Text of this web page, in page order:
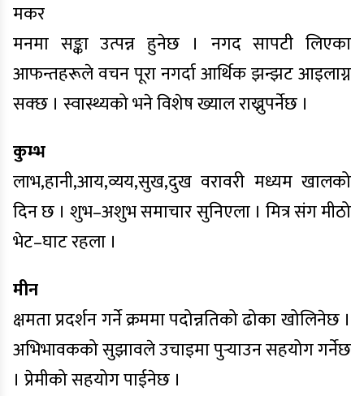
मकर
मनमा सङ्का उत्पन्न हुनेछ । नगद सापटी लिएका
आफन्तहरूले वचन पूरा नगर्दा आर्थिक झन्झट आइलाग्न
सक्छ । स्वास्थ्यको भने विशेष ख्याल राख्नुपर्नेछ ।
कुम्भ
लाभ,हानी,आय,व्यय,सुख,दुख वरावरी मध्यम खालको
दिन छ । शुभ–अशुभ समाचार सुनिएला । मित्र संग मीठो
भेट–घाट रहला ।
मीन
क्षमता प्रदर्शन गर्ने क्रममा पदोन्नतिको ढोका खोलिनेछ ।
अभिभावकको सुझावले उचाइमा पुर्‍याउन सहयोग गर्नेछ
। प्रेमीको सहयोग पाईनेछ ।